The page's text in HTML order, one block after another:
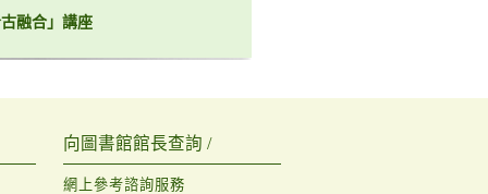
融合」講座
向圖書館館長查詢 /
網上參考諮詢服務